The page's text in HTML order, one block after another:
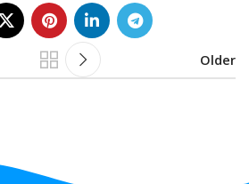
Older